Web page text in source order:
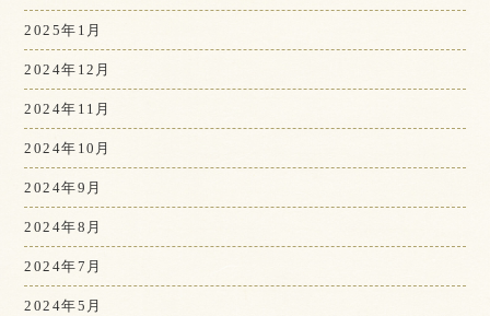
2025年1月
2024年12月
2024年11月
2024年10月
2024年9月
2024年8月
2024年7月
2024年5月